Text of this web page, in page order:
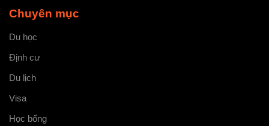
Chuyên mục
Du học
Định cư
Du lịch
Visa
Học bổng